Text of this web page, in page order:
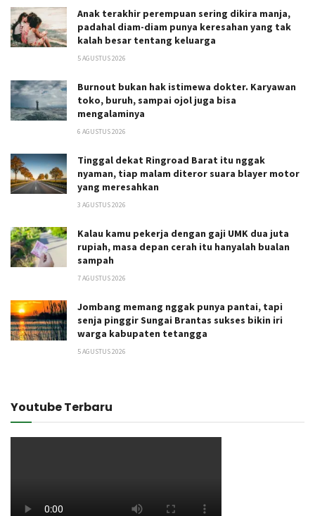
Anak terakhir perempuan sering dikira manja,
padahal diam-diam punya keresahan yang tak
kalah besar tentang keluarga
5 AGUSTUS 2026
Burnout bukan hak istimewa dokter. Karyawan
toko, buruh, sampai ojol juga bisa
mengalaminya
6 AGUSTUS 2026
Tinggal dekat Ringroad Barat itu nggak
nyaman, tiap malam diteror suara blayer motor
yang meresahkan
3 AGUSTUS 2026
Kalau kamu pekerja dengan gaji UMK dua juta
rupiah, masa depan cerah itu hanyalah bualan
sampah
7 AGUSTUS 2026
Jombang memang nggak punya pantai, tapi
senja pinggir Sungai Brantas sukses bikin iri
warga kabupaten tetangga
5 AGUSTUS 2026
Youtube Terbaru